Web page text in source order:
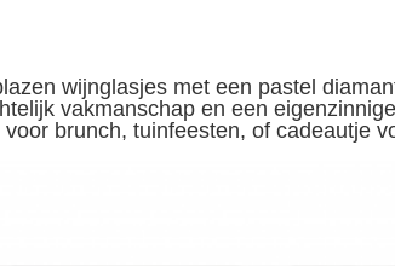
wijnglasjes met een pastel
vakmanschap en een
brunch, tuinfeesten, of cadeautje